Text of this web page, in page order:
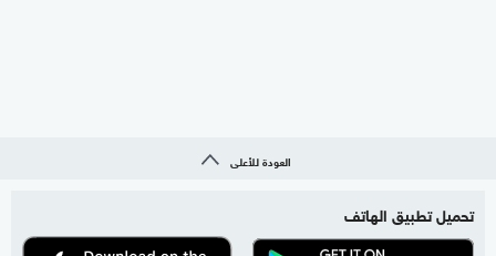
العودة للأعلى
تحميل تطبيق الهاتف